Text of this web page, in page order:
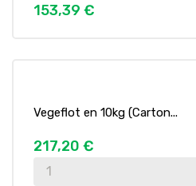
153,39 €
Vegeflot en 10kg (Carton...
217,20 €